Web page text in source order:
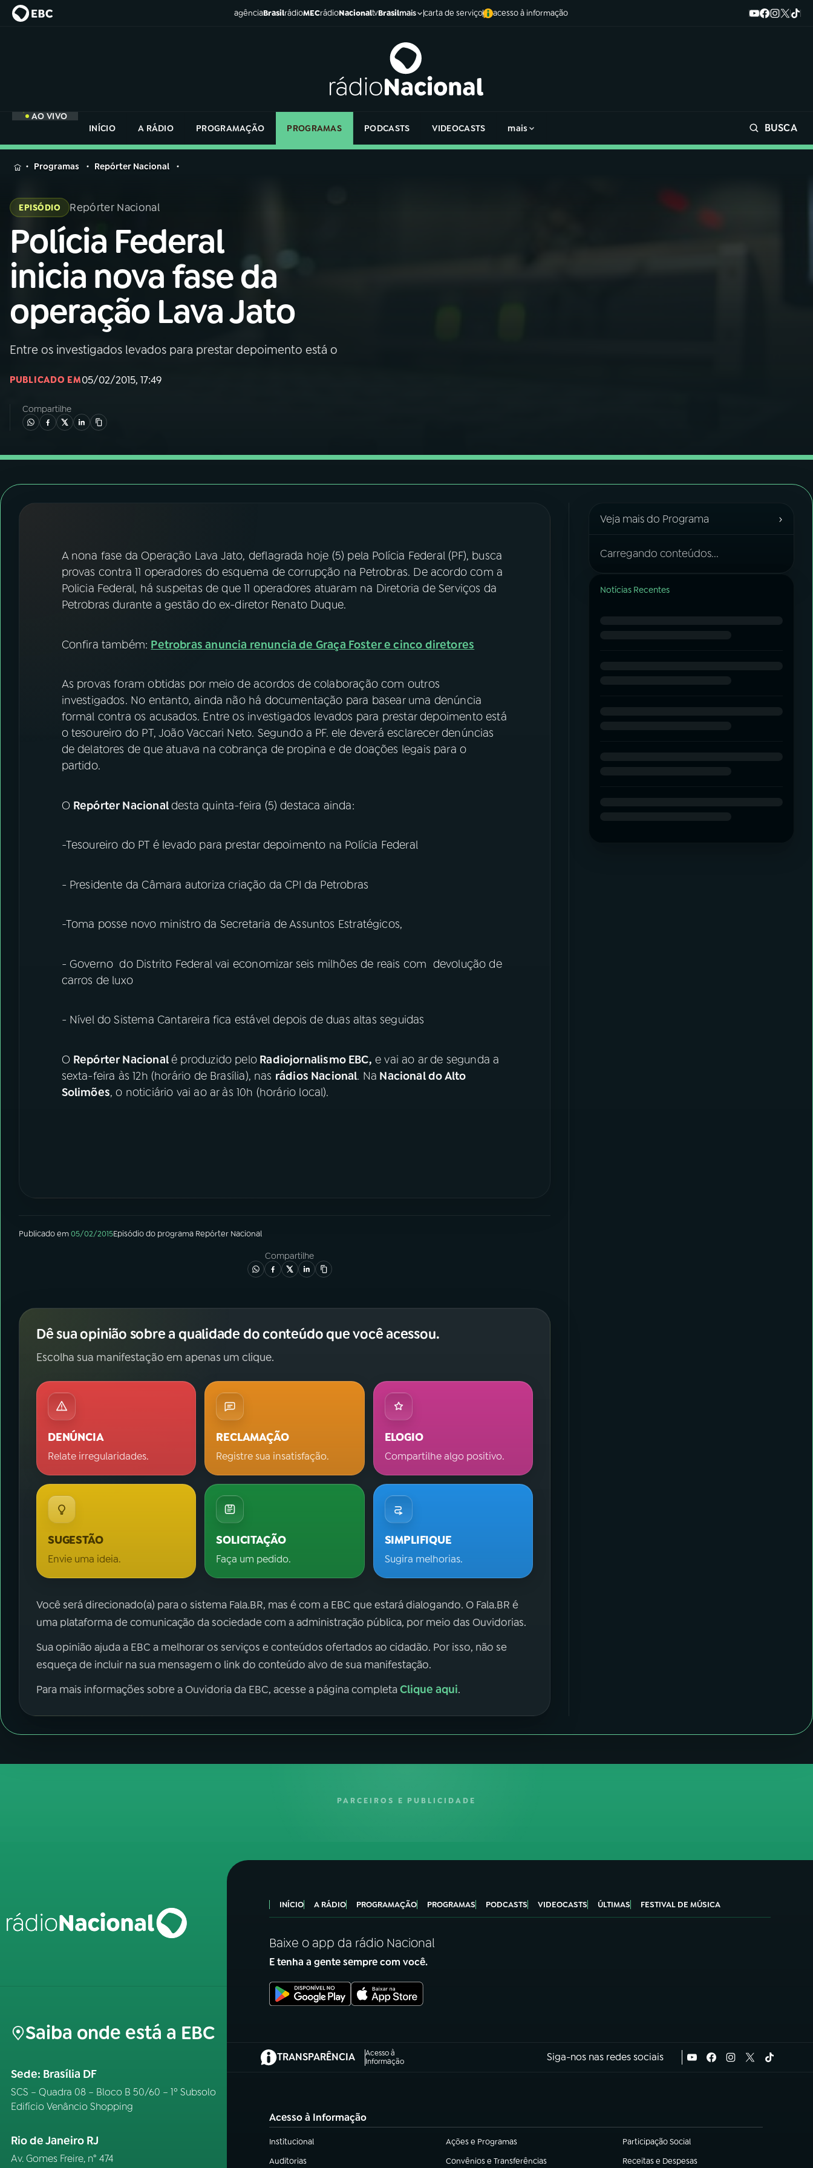
agênciaBrasilrádioMECrádioNacionaltvBrasilmais carta de serviço acesso à informação
AO VIVO
INÍCIO
A RÁDIO PROGRAMAÇÃO PROGRAMAS PODCASTS VIDEOCASTS mais BUSCA
MENU
Buscar
na
Rádio
Nacional
01INÍCIO
A RÁDIO
03PROGRAMAÇÃO
04PROGRAMAS
FESTIVAL DE MÚSICA
YouTube Facebook
Instagram X
na
Rádio
Programas Repórter Nacional
EPISÓDIO Repórter Nacional
Polícia Federal
inicia nova fase da
operação Lava Jato
Entre os investigados levados para prestar depoimento está o
PUBLICADO EM05/02/2015, 17:49
Compartilhe
A nona fase da Operação Lava Jato, deflagrada hoje (5) pela Polícia Federal (PF), busca
provas contra 11 operadores do esquema de corrupção na Petrobras. De acordo com a
Policia Federal, há suspeitas de que 11 operadores atuaram na Diretoria de Serviços da
Petrobras durante a gestão do ex-diretor Renato Duque.
Confira também: Petrobras anuncia renuncia de Graça Foster e cinco diretores
As provas foram obtidas por meio de acordos de colaboração com outros
investigados. No entanto, ainda não há documentação para basear uma denúncia
formal contra os acusados. Entre os investigados levados para prestar depoimento está
o tesoureiro do PT, João Vaccari Neto. Segundo a PF. ele deverá esclarecer denúncias
de delatores de que atuava na cobrança de propina e de doações legais para o
partido.
O Repórter Nacionaldesta quinta-feira (5) destaca ainda:
-Tesoureiro do PT é levado para prestar depoimento na Polícia Federal
- Presidente da Câmara autoriza criação da CPI da Petrobras
-Toma posse novo ministro da Secretaria de Assuntos Estratégicos,
- Governo do Distrito Federal vai economizar seis milhões de reais com devolução de
carros de luxo
- Nível do Sistema Cantareira fica estável depois de duas altas seguidas
O Repórter Nacionalé produzido pelo Radiojornalismo EBC, e vai ao ar de segunda a
sexta-feira às 12h (horário de Brasília), nas rádios Nacional. Na Nacional do Alto
Solimões, o noticiário vai ao ar às 10h (horário local).
Publicado em05/02/2015Episódiodo programa Repórter Nacional
Compartilhe
Dê sua opinião sobre a qualidade do conteúdo que você acessou.
Escolha sua manifestação em apenas um clique.
DENÚNCIA
Relate irregularidades.
RECLAMAÇÃO
Registre sua insatisfação.
ELOGIO
Compartilhe algo positivo.
SUGESTÃO
Envie uma ideia.
SOLICITAÇÃO
Faça um pedido.
SIMPLIFIQUE
Sugira melhorias.
Você será direcionado(a) para o sistema Fala.BR, mas é com a EBC que estará dialogando. O Fala.BR é
uma plataforma de comunicação da sociedade com a administração pública, por meio das Ouvidorias.
Sua opinião ajuda a EBC a melhorar os serviços e conteúdos ofertados ao cidadão. Por isso, não se
esqueça de incluir na sua mensagem o link do conteúdo alvo de sua manifestação.
Para mais informações sobre a Ouvidoria da EBC, acesse a página completaClique aqui.
Veja mais do Programa ›
Carregando conteúdos...
Notícias Recentes
PARCEIROS E PUBLICIDADE
Saiba onde está a EBC
Sede: Brasília DF
SCS – Quadra 08 – Bloco B 50/60 – 1º Subsolo
Edifício Venâncio Shopping
Rio de Janeiro RJ
Av. Gomes Freire, n° 474
INÍCIO A RÁDIO PROGRAMAÇÃO PROGRAMAS PODCASTS VIDEOCASTS ÚLTIMAS FESTIVAL DE MÚSICA
Baixe o app da rádio Nacional
E tenha a gente sempre com você.
TRANSPARÊNCIA
Acesso à
Informação
(abre em nova aba) Siga-nos nas redes sociais
Acesso à Informação
Institucional
(abre em nova aba) Ações e Programas
(abre em nova aba) Participação Social
(abre em nova aba)
Auditorias
(abre em nova aba) Convênios e Transferências
(abre em nova aba) Receitas e Despesas
(abre em nova aba)